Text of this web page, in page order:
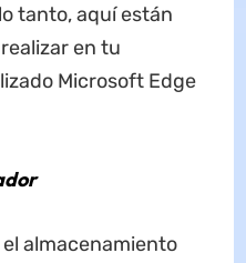
tanto, aquí están
en tu
Microsoft Edge
almacenamiento